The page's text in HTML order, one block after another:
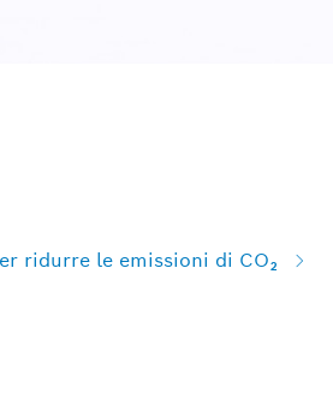
ridurre le emissioni di CO₂